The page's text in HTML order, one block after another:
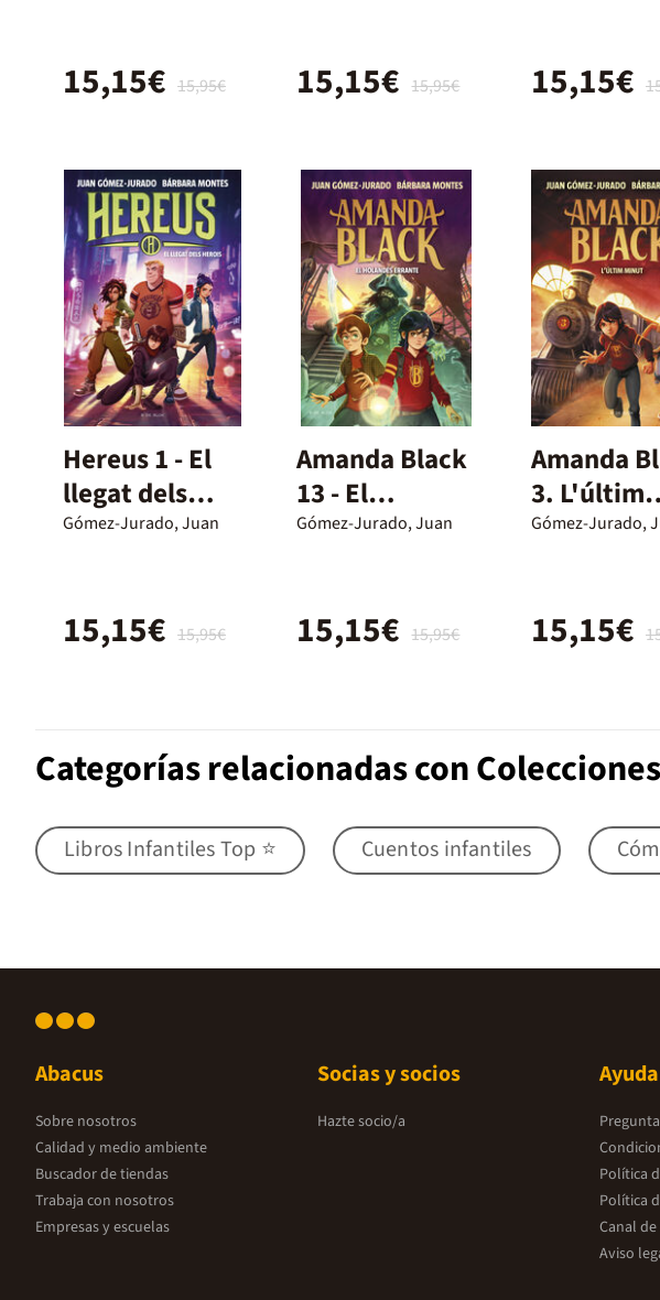
15,95€
15,15€ 15,95€
15,15€ 15,15€
Hereus 1 - El
llegat dels
herois
Gómez-Jurado, Juan
15,95€
15,15€
Amanda Black
13 - El
holandés
Gómez-Jurado, Juan
15,95€
15,15€
Amanda
3. L'últim
minut
Gómez-Jurado,
15,15€
Categorías relacionadas con
Libros Infantiles Top ⭐ Cuentos infantiles
Abacus
Sobre nosotros
Calidad y medio ambiente
Buscador de tiendas
Trabaja con nosotros
Empresas y escuelas
Socias y socios
Hazte socio/a
Ayuda
Política
Política
Canal
Aviso